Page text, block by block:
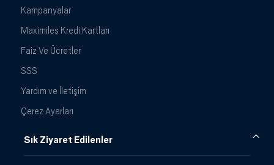
Kampanyalar
Maximiles Kredi Kartları
Faiz Ve Ücretler
SSS
Yardım ve İletişim
Çerez Ayarları
Sık Ziyaret Edilenler